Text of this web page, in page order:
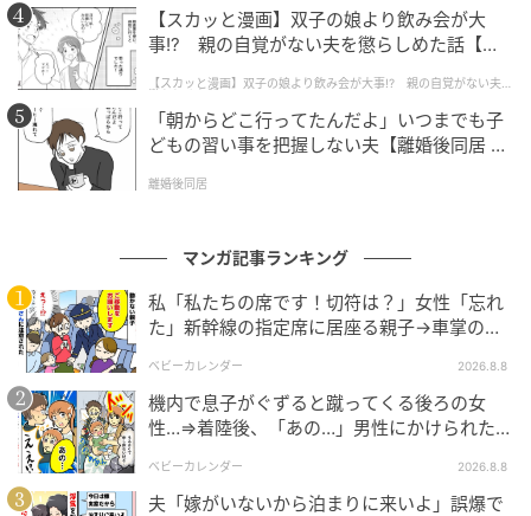
『まずは家の売却からじゃない？ 家を売り払ってもまだ足りな
いなら、そこから子どもたちの支援開始でしょ。自分の住まい
や生活を変えずに、最初から子どもを頼るのは違うよ』
出典：https://mamastar.jp/bbs/topic/4538706
「ホームに入るためのお金がないなら、まずは自宅を
できることもせずにいきなり子どもたちに頼るのは、
あまりにも無責任だと考えられてしまったのでしょ
う。もしいろいろな方法をとった上で、それでもお金
が足りないのであれば子どもたちも助けてくれるので
はないでしょうか。
納得がいかないのはわかるよ。でもお金は出
したほうがいい
【スカッと漫画】双子の娘より飲み会が大
事!? 親の自覚がない夫を懲らしめた話【第1
【スカッと漫画】双子の娘より飲み会が大事!? 親の自覚がない夫を
懲らしめた話
「朝からどこ行ってたんだよ」いつまでも子
どもの習い事を把握しない夫【離婚後同居 Vo
離婚後同居
マンガ記事ランキング
私「私たちの席です！切符は？」女性「忘れ
た」新幹線の指定席に居座る親子→車掌の注
ベビーカレンダー 2026.8.8
機内で息子がぐずると蹴ってくる後ろの女
性…⇒着陸後、「あの…」男性にかけられた驚
ベビーカレンダー 2026.8.8
夫「嫁がいないから泊まりに来いよ」誤爆で